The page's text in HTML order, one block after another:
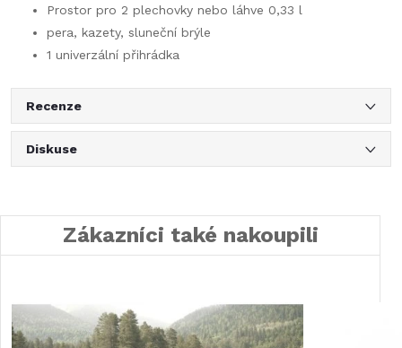
Prostor pro 2 plechovky nebo láhve 0,33 l
pera, kazety, sluneční brýle
1 univerzální přihrádka
Recenze
Diskuse
Zákazníci také nakoupili